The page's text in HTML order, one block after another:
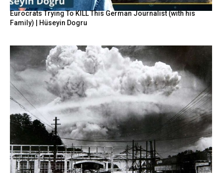
Eurocrats Trying To KILL This German Journalist (with his
Family) | Hüseyin Dogru